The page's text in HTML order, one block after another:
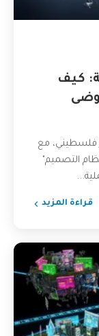
كيف
فلسطيني، مع
التصميم"
قراءة المزيد